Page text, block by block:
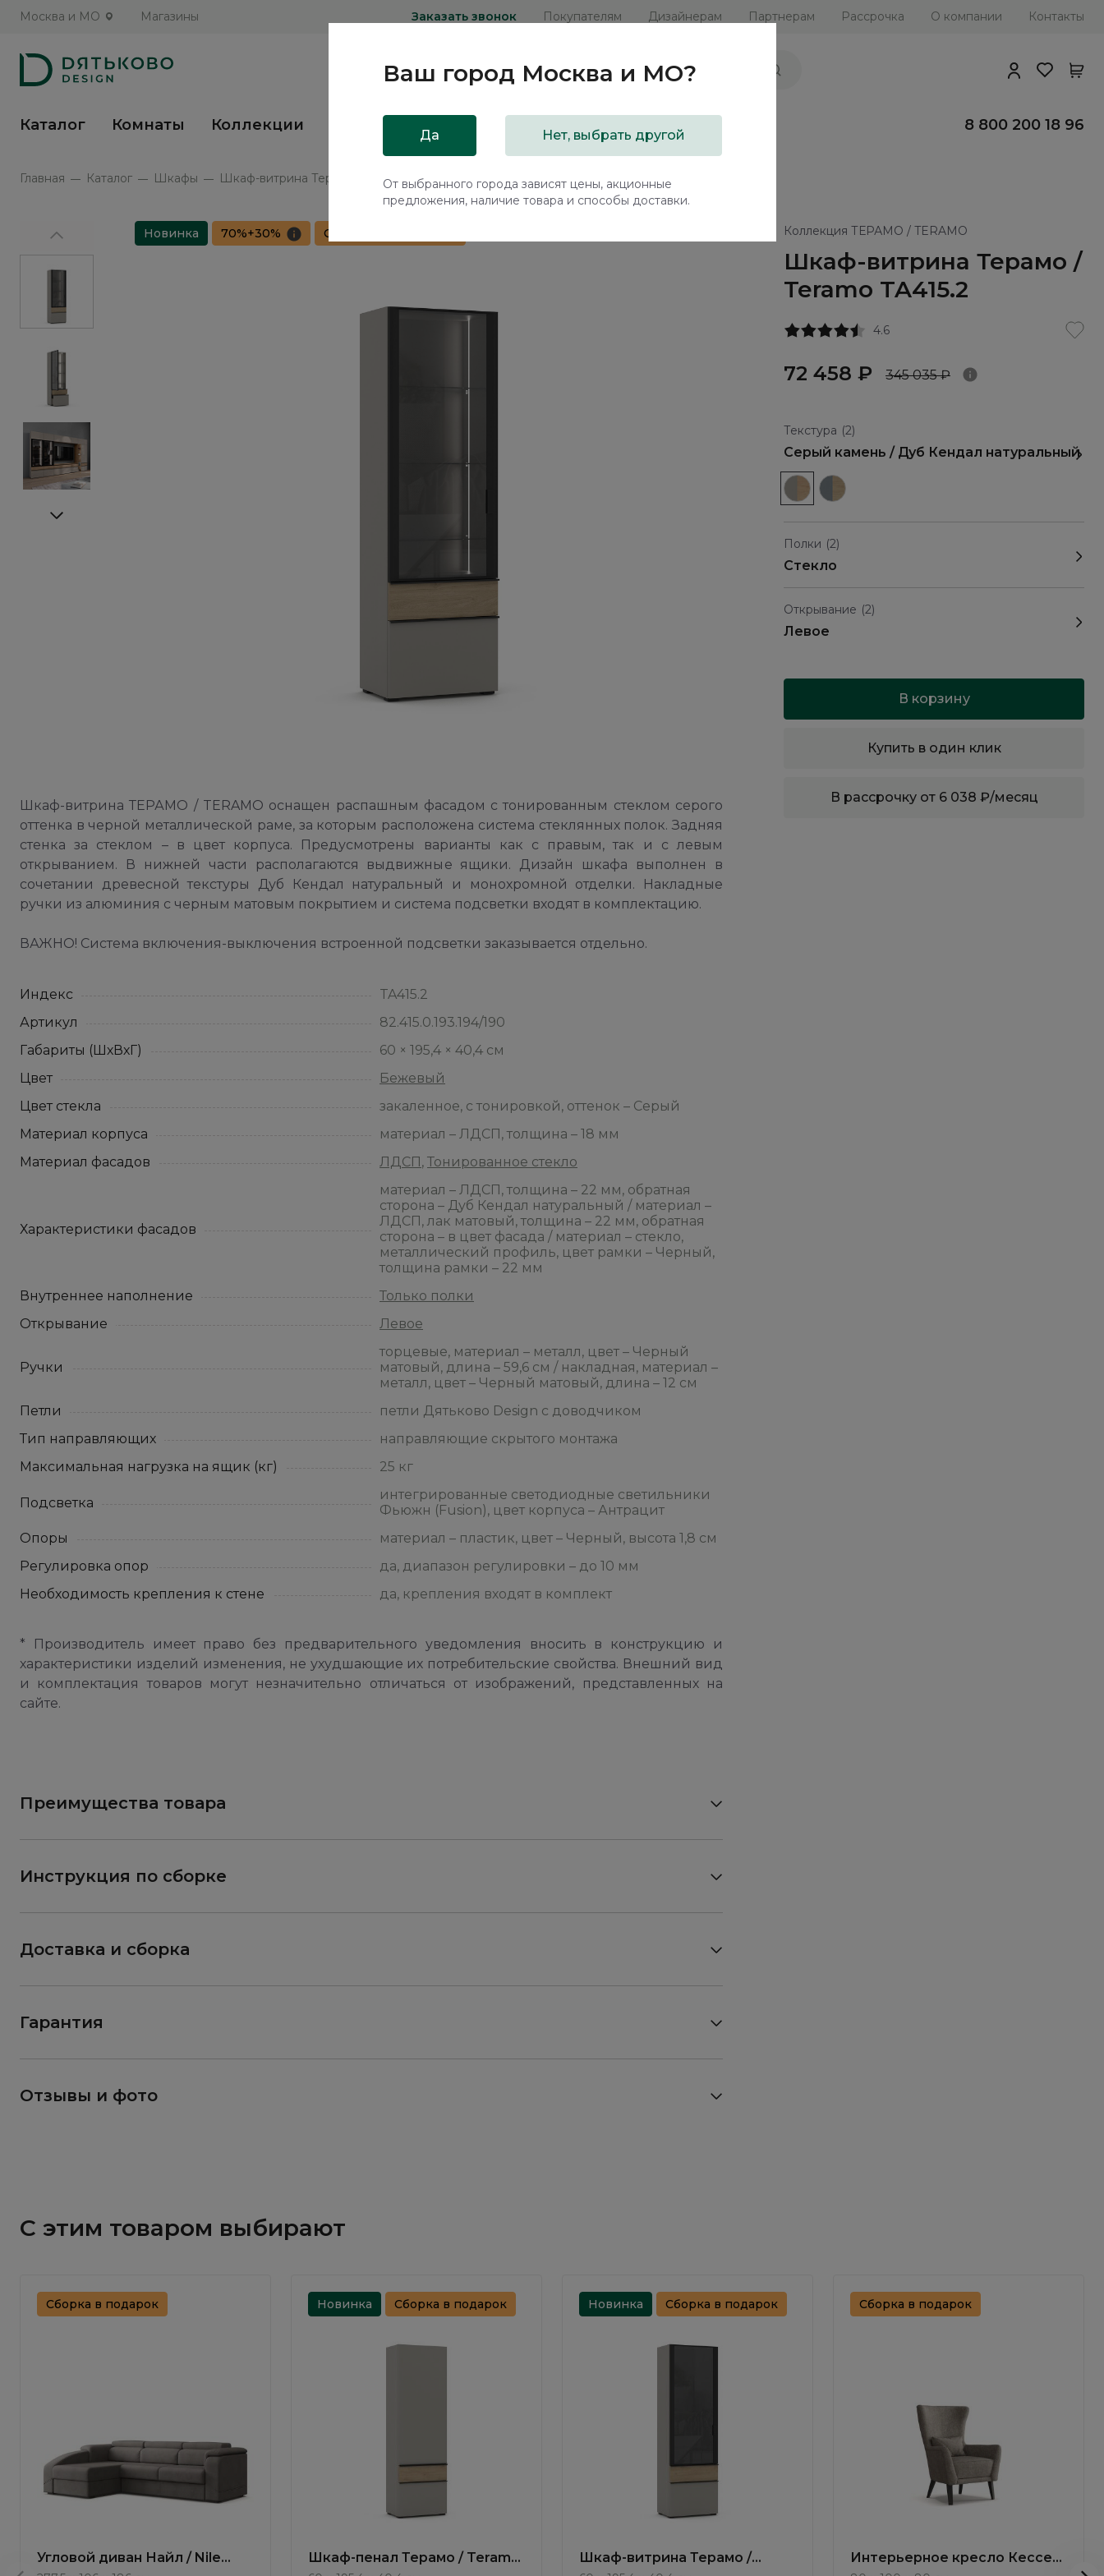
Москва и МО Магазины Заказать звонок Покупателям Дизайнерам Партнерам Рассрочка О компании Контакты
Каталог Комнаты Коллекции Распродажа 8 800 200 18 96
Главная Каталог Шкафы Шкаф-витрина Терамо / Teramo TA415.2
Коллекция ТЕРАМО / TERAMO
Шкаф-витрина Терамо /
Teramo TA415.2
4.6
72 458 ₽ 345 035 ₽
Текстура (2)
Серый камень / Дуб Кендал натуральный
Полки (2)
Стекло
Открывание (2)
Левое
В корзину
Купить в один клик
В рассрочку от 6 038 ₽/месяц
Новинка 70%+30% Сборка в подарок
Шкаф-витрина ТЕРАМО / TERAMO оснащен распашным фасадом с тонированным стеклом серого
оттенка в черной металлической раме, за которым расположена система стеклянных полок. Задняя
стенка за стеклом – в цвет корпуса. Предусмотрены варианты как с правым, так и с левым
открыванием. В нижней части располагаются выдвижные ящики. Дизайн шкафа выполнен в
сочетании древесной текстуры Дуб Кендал натуральный и монохромной отделки. Накладные
ручки из алюминия с черным матовым покрытием и система подсветки входят в комплектацию.
ВАЖНО! Система включения-выключения встроенной подсветки заказывается отдельно.
Индекс
TA415.2
Артикул
82.415.0.193.194/190
Габариты (ШхВхГ)
60 × 195,4 × 40,4 см
Цвет
Бежевый
Цвет стекла
закаленное, с тонировкой, оттенок – Серый
Материал корпуса
материал – ЛДСП, толщина – 18 мм
Материал фасадов
ЛДСП, Тонированное стекло
Характеристики фасадов
материал – ЛДСП, толщина – 22 мм, обратная
сторона – Дуб Кендал натуральный / материал –
ЛДСП, лак матовый, толщина – 22 мм, обратная
сторона – в цвет фасада / материал – стекло,
металлический профиль, цвет рамки – Черный,
толщина рамки – 22 мм
Внутреннее наполнение
Только полки
Открывание
Левое
Ручки
торцевые, материал – металл, цвет – Черный
матовый, длина – 59,6 см / накладная, материал –
металл, цвет – Черный матовый, длина – 12 см
Петли
петли Дятьково Design с доводчиком
Тип направляющих
направляющие скрытого монтажа
Максимальная нагрузка на ящик (кг)
25 кг
Подсветка
интегрированные светодиодные светильники
Фьюжн (Fusion), цвет корпуса – Антрацит
Опоры
материал – пластик, цвет – Черный, высота 1,8 см
Регулировка опор
да, диапазон регулировки – до 10 мм
Необходимость крепления к стене
да, крепления входят в комплект
* Производитель имеет право без предварительного уведомления вносить в конструкцию и
характеристики изделий изменения, не ухудшающие их потребительские свойства. Внешний вид
и комплектация товаров могут незначительно отличаться от изображений, представленных на
сайте.
Преимущества товара
Инструкция по сборке
Доставка и сборка
Гарантия
Отзывы и фото
С этим товаром выбирают
Сборка в подарок
Угловой диван Найл / Nile
Новинка Сборка в подарок
Шкаф-пенал Терамо / Teramo
Новинка Сборка в подарок
Шкаф-витрина Терамо /
Сборка в подарок
Интерьерное кресло Кессел
Ваш город Москва и МО?
Да Нет, выбрать другой
От выбранного города зависят цены, акционные
предложения, наличие товара и способы доставки.